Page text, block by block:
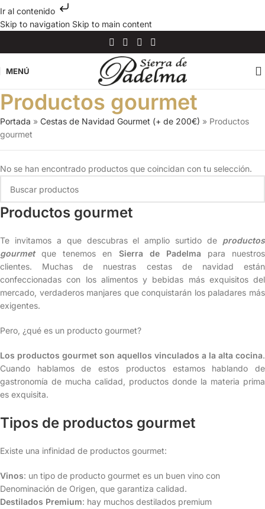
Ir al contenido
Skip to navigation Skip to main content
MENÚ
Productos gourmet
Portada » Cestas de Navidad Gourmet (+ de 200€) » Productos
gourmet
No se han encontrado productos que coincidan con tu selección.
Productos gourmet
Te invitamos a que descubras el amplio surtido de productos
gourmetque tenemos en Sierra de Padelma para nuestros
clientes. Muchas de nuestras cestas de navidad están
confeccionadas con los alimentos y bebidas más exquisitos del
mercado, verdaderos manjares que conquistarán los paladares más
exigentes.
Pero, ¿qué es un producto gourmet?
Los productos gourmet son aquellos vinculados a la alta cocina.
Cuando hablamos de estos productos estamos hablando de
gastronomía de mucha calidad, productos donde la materia prima
es exquisita.
Tipos de productos gourmet
Existe una infinidad de productos gourmet:
Vinos: un tipo de producto gourmet es un buen vino con
Denominación de Origen, que garantiza calidad.
Destilados Premium: hay muchos destilados premium